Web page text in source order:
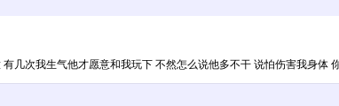
几次我生气他才愿意和我玩下 不然怎么说他多不干 说怕伤害我身体